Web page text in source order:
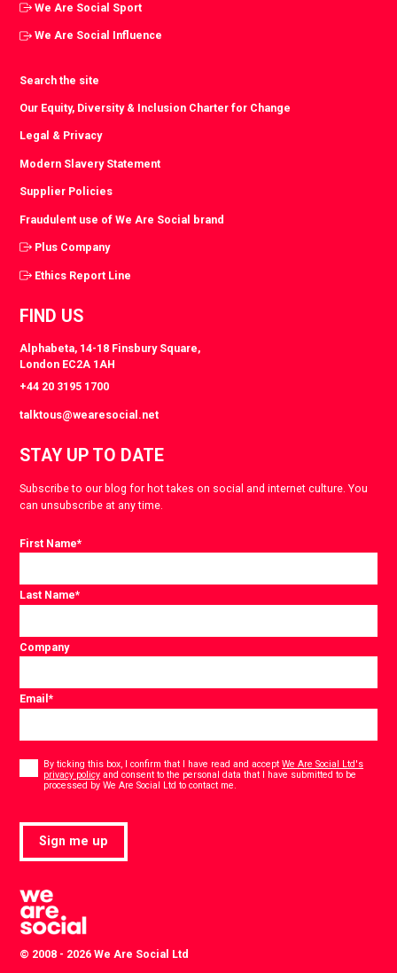
We Are Social Sport
We Are Social Influence
Search the site
Our Equity, Diversity & Inclusion Charter for Change
Legal & Privacy
Modern Slavery Statement
Supplier Policies
Fraudulent use of We Are Social brand
Plus Company
Ethics Report Line
FIND US
Alphabeta, 14-18 Finsbury Square,
London EC2A 1AH
+44 20 3195 1700
talktous@wearesocial.net
STAY UP TO DATE
Subscribe to our blog for hot takes on social and internet culture. You
can unsubscribe at any time.
First Name*
Last Name*
Company
Email*
By ticking this box, I confirm that I have read and acceptWe Are Social Ltd's
privacy policy and consent to the personal data that I have submitted to be
processed by We Are Social Ltd to contact me.
Sign me up
© 2008 - 2026 We Are Social Ltd